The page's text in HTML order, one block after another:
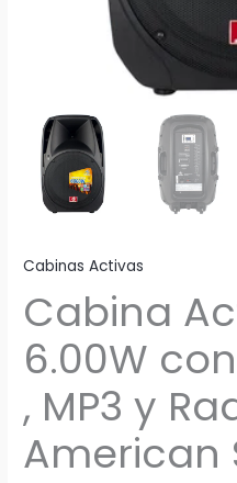
Cabinas Activas
Cabina
6.00W
, MP3 y
American